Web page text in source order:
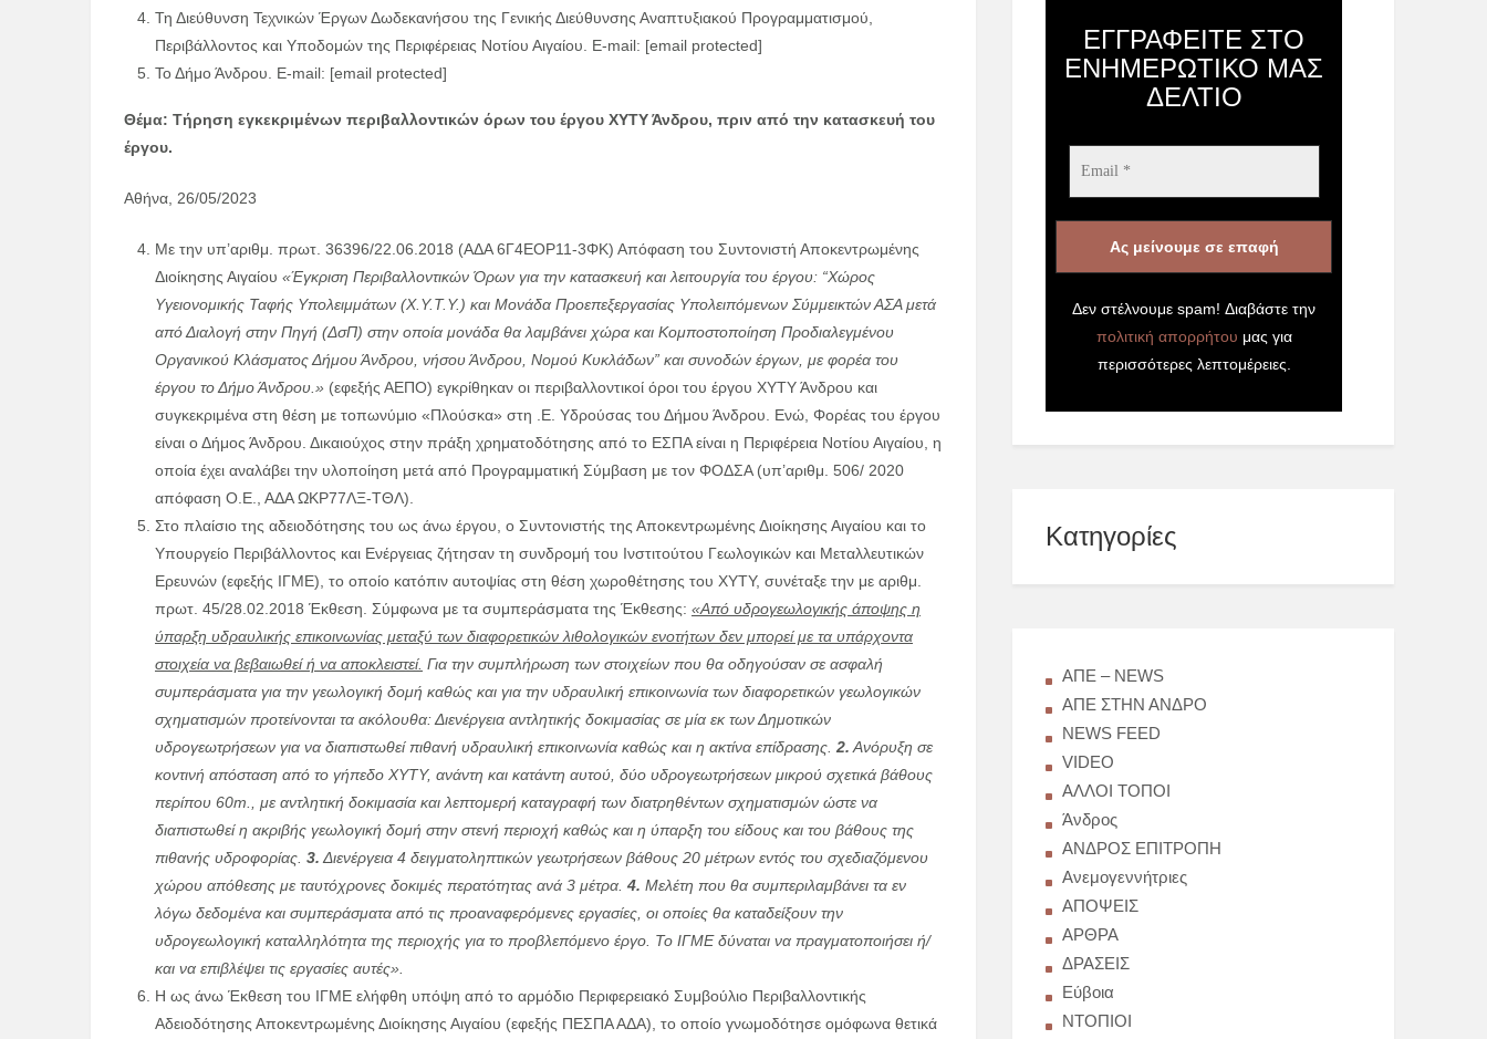
Τη Διεύθυνση Τεχνικών Έργων Δωδεκανήσου της Γενικής Διεύθυνσης Αναπτυξιακού Προγραμματισμού,
Περιβάλλοντος και Υποδομών της Περιφέρειας Νοτίου Αιγαίου. E-mail: [email protected]
Το Δήμο Άνδρου. E-mail: [email protected]
Θέμα: Τήρηση εγκεκριμένων περιβαλλοντικών όρων του έργου ΧΥΤΥ Άνδρου, πριν από την κατασκευή του
έργου.
Αθήνα, 26/05/2023
Με την υπ’αριθμ. πρωτ. 36396/22.06.2018 (ΑΔΑ 6Γ4ΕΟΡ11-3ΦΚ) Απόφαση του Συντονιστή Αποκεντρωμένης
Διοίκησης Αιγαίου «Έγκριση Περιβαλλοντικών Όρων για την κατασκευή και λειτουργία του έργου: “Χώρος
Υγειονομικής Ταφής Υπολειμμάτων (Χ.Υ.Τ.Υ.) και Μονάδα Προεπεξεργασίας Υπολειπόμενων Σύμμεικτών ΑΣΑ μετά
από Διαλογή στην Πηγή (ΔσΠ) στην οποία μονάδα θα λαμβάνει χώρα και Κομποστοποίηση Προδιαλεγμένου
Οργανικού Κλάσματος Δήμου Άνδρου, νήσου Άνδρου, Νομού Κυκλάδων” και συνοδών έργων, με φορέα του
έργου το Δήμο Άνδρου.» (εφεξής ΑΕΠΟ) εγκρίθηκαν οι περιβαλλοντικοί όροι του έργου ΧΥΤΥ Άνδρου και
συγκεκριμένα στη θέση με τοπωνύμιο «Πλούσκα» στη .Ε. Υδρούσας του Δήμου Άνδρου. Ενώ, Φορέας του έργου
είναι ο Δήμος Άνδρου. Δικαιούχος στην πράξη χρηματοδότησης από το ΕΣΠΑ είναι η Περιφέρεια Νοτίου Αιγαίου, η
οποία έχει αναλάβει την υλοποίηση μετά από Προγραμματική Σύμβαση με τον ΦΟΔΣΑ (υπ’αριθμ. 506/ 2020
απόφαση Ο.Ε., ΑΔΑ ΩΚΡ77ΛΞ-ΤΘΛ).
Στο πλαίσιο της αδειοδότησης του ως άνω έργου, ο Συντονιστής της Αποκεντρωμένης Διοίκησης Αιγαίου και το
Υπουργείο Περιβάλλοντος και Ενέργειας ζήτησαν τη συνδρομή του Ινστιτούτου Γεωλογικών και Μεταλλευτικών
Ερευνών (εφεξής ΙΓΜΕ), το οποίο κατόπιν αυτοψίας στη θέση χωροθέτησης του ΧΥΤΥ, συνέταξε την με αριθμ.
πρωτ. 45/28.02.2018 Έκθεση. Σύμφωνα με τα συμπεράσματα της Έκθεσης: «Από υδρογεωλογικής άποψης η
ύπαρξη υδραυλικής επικοινωνίας μεταξύ των διαφορετικών λιθολογικών ενοτήτων δεν μπορεί με τα υπάρχοντα
στοιχεία να βεβαιωθεί ή να αποκλειστεί. Για την συμπλήρωση των στοιχείων που θα οδηγούσαν σε ασφαλή
συμπεράσματα για την γεωλογική δομή καθώς και για την υδραυλική επικοινωνία των διαφορετικών γεωλογικών
σχηματισμών προτείνονται τα ακόλουθα: Διενέργεια αντλητικής δοκιμασίας σε μία εκ των Δημοτικών
υδρογεωτρήσεων για να διαπιστωθεί πιθανή υδραυλική επικοινωνία καθώς και η ακτίνα επίδρασης. 2. Ανόρυξη σε
κοντινή απόσταση από το γήπεδο ΧΥΤΥ, ανάντη και κατάντη αυτού, δύο υδρογεωτρήσεων μικρού σχετικά βάθους
περίπου 60m., με αντλητική δοκιμασία και λεπτομερή καταγραφή των διατρηθέντων σχηματισμών ώστε να
διαπιστωθεί η ακριβής γεωλογική δομή στην στενή περιοχή καθώς και η ύπαρξη του είδους και του βάθους της
πιθανής υδροφορίας. 3. Διενέργεια 4 δειγματοληπτικών γεωτρήσεων βάθους 20 μέτρων εντός του σχεδιαζόμενου
χώρου απόθεσης με ταυτόχρονες δοκιμές περατότητας ανά 3 μέτρα. 4. Μελέτη που θα συμπεριλαμβάνει τα εν
λόγω δεδομένα και συμπεράσματα από τις προαναφερόμενες εργασίες, οι οποίες θα καταδείξουν την
υδρογεωλογική καταλληλότητα της περιοχής για το προβλεπόμενο έργο. Το ΙΓΜΕ δύναται να πραγματοποιήσει ή/
και να επιβλέψει τις εργασίες αυτές».
Η ως άνω Έκθεση του ΙΓΜΕ ελήφθη υπόψη από το αρμόδιο Περιφερειακό Συμβούλιο Περιβαλλοντικής
Αδειοδότησης Αποκεντρωμένης Διοίκησης Αιγαίου (εφεξής ΠΕΣΠΑ ΑΔΑ), το οποίο γνωμοδότησε ομόφωνα θετικά
ΕΓΓΡΑΦΕΊΤΕ ΣΤΟ
ΕΝΗΜΕΡΩΤΙΚΌ ΜΑΣ
ΔΕΛΤΊΟ
Δεν στέλνουμε spam! Διαβάστε την
πολιτική απορρήτου μας για
περισσότερες λεπτομέρειες.
Kατηγορίες
AΠΕ – NEWS
AΠΕ ΣΤΗΝ ΑΝΔΡΟ
NEWS FEED
VIDEO
ΑΛΛΟΙ ΤΟΠΟΙ
Άνδρος
ΑΝΔΡΟΣ ΕΠΙΤΡΟΠΗ
Ανεμογεννήτριες
ΑΠΟΨΕΙΣ
ΑΡΘΡΑ
ΔΡΑΣΕΙΣ
Εύβοια
ΝΤΟΠΙΟΙ